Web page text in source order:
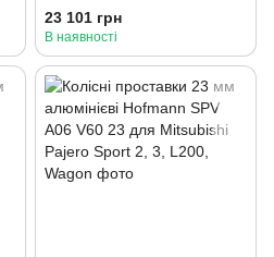
Pajero Sport 1
23 101 грн
В наявності